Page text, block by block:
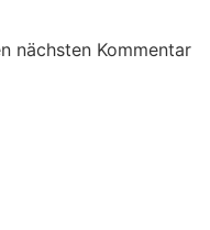
nächsten Kommentar